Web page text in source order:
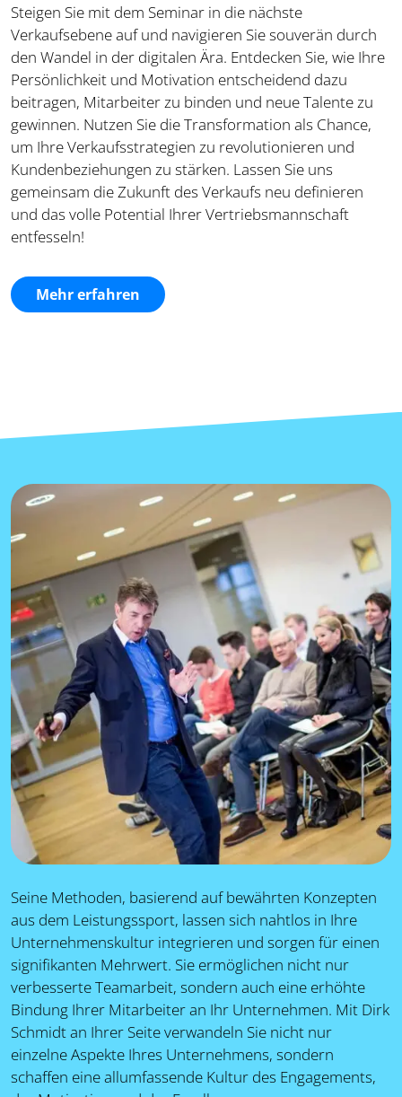
Steigen Sie mit dem Seminar in die nächste
Verkaufsebene auf und navigieren Sie souverän durch
den Wandel in der digitalen Ära. Entdecken Sie, wie Ihre
Persönlichkeit und Motivation entscheidend dazu
beitragen, Mitarbeiter zu binden und neue Talente zu
gewinnen. Nutzen Sie die Transformation als Chance,
um Ihre Verkaufsstrategien zu revolutionieren und
Kundenbeziehungen zu stärken. Lassen Sie uns
gemeinsam die Zukunft des Verkaufs neu definieren
und das volle Potential Ihrer Vertriebsmannschaft
entfesseln!
Mehr erfahren
Seine Methoden, basierend auf bewährten Konzepten
aus dem Leistungssport, lassen sich nahtlos in Ihre
Unternehmenskultur integrieren und sorgen für einen
signifikanten Mehrwert. Sie ermöglichen nicht nur
verbesserte Teamarbeit, sondern auch eine erhöhte
Bindung Ihrer Mitarbeiter an Ihr Unternehmen. Mit Dirk
Schmidt an Ihrer Seite verwandeln Sie nicht nur
einzelne Aspekte Ihres Unternehmens, sondern
schaffen eine allumfassende Kultur des Engagements,